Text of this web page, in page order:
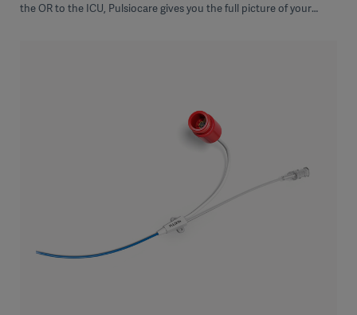
the OR to the ICU, Pulsiocare gives you the full picture of your